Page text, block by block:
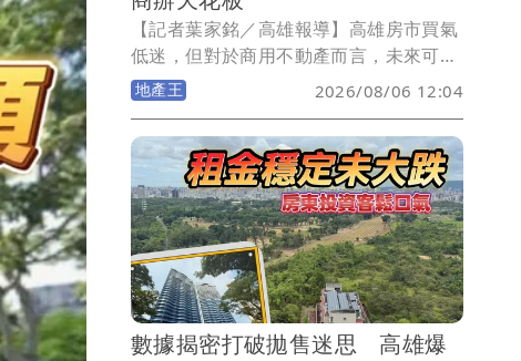
【記者葉家銘／高雄報導】高雄房市買氣
低迷，但對於商用不動產而言，未來可能
如同雨後春筍般一棟棟的出現，而且單價
可能不斷邁向新高！今日上午長廣股份有
限公司發出重訊，以總價約3.495億元，
購入農16特區京城集團位於凹子底森林公
園首排，位於30樓商辦「京城IFC」，含9
個車位每個車位312.2萬元，總面積
547.34坪，換算每坪成交單價63萬元，直
接改寫高雄商辦單價新高紀錄。
地產王 2026/08/06 12:04
數據揭密打破拋售迷思 高雄爆